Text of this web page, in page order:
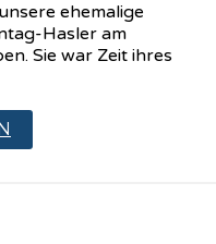
ehemalige
Hasler am
Sie war Zeit ihres